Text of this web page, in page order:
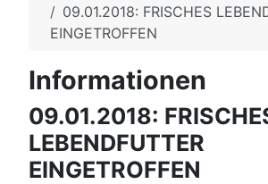
09.01.2018: FRISCHES
EINGETROFFEN
Informationen
09.01.2018:
LEBENDFUTTER
EINGETROFFEN